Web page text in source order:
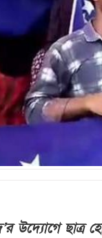
উদ্যোগে ছাত্র